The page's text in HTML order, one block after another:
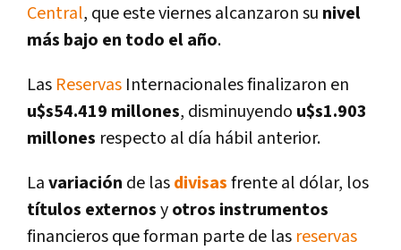
Central, que este viernes alcanzaron su nivel
más bajo en todo el año.
Las Reservas Internacionales finalizaron en
u$s54.419 millones, disminuyendo u$s1.903
millones respecto al dí­a hábil anterior.
Lavariación de lasdivisasfrente al dólar, los
tí­tulos externosyotros instrumentos
financieros que forman parte de las reservas